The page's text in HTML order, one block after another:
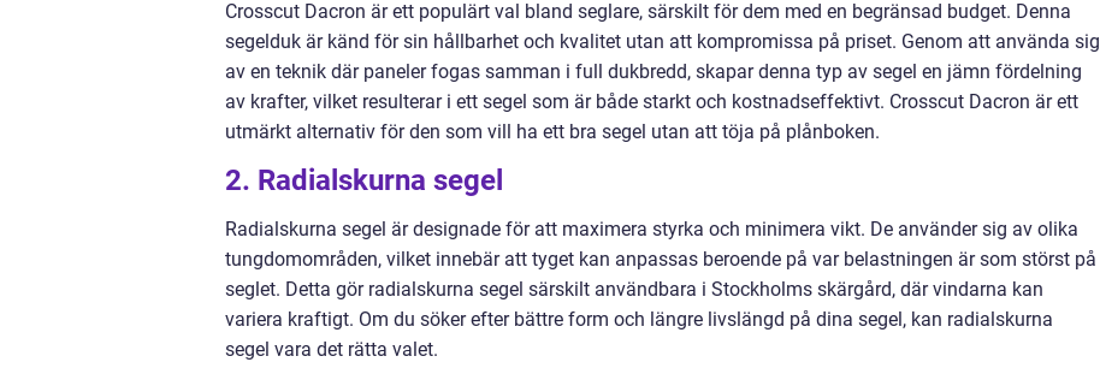
Crosscut Dacron är ett populärt val bland seglare, särskilt för dem med en begränsad budget. Denna
segelduk är känd för sin hållbarhet och kvalitet utan att kompromissa på priset. Genom att använda sig
av en teknik där paneler fogas samman i full dukbredd, skapar denna typ av segel en jämn fördelning
av krafter, vilket resulterar i ett segel som är både starkt och kostnadseffektivt. Crosscut Dacron är ett
utmärkt alternativ för den som vill ha ett bra segel utan att töja på plånboken.
2. Radialskurna segel
Radialskurna segel är designade för att maximera styrka och minimera vikt. De använder sig av olika
tungdomområden, vilket innebär att tyget kan anpassas beroende på var belastningen är som störst på
seglet. Detta gör radialskurna segel särskilt användbara i Stockholms skärgård, där vindarna kan
variera kraftigt. Om du söker efter bättre form och längre livslängd på dina segel, kan radialskurna
segel vara det rätta valet.